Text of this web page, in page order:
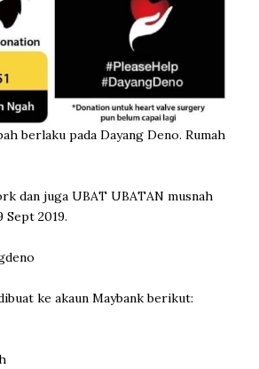
berlaku pada Dayang Deno. Rumah
dan juga UBAT UBATAN musnah
Sept 2019.
ke akaun Maybank berikut: